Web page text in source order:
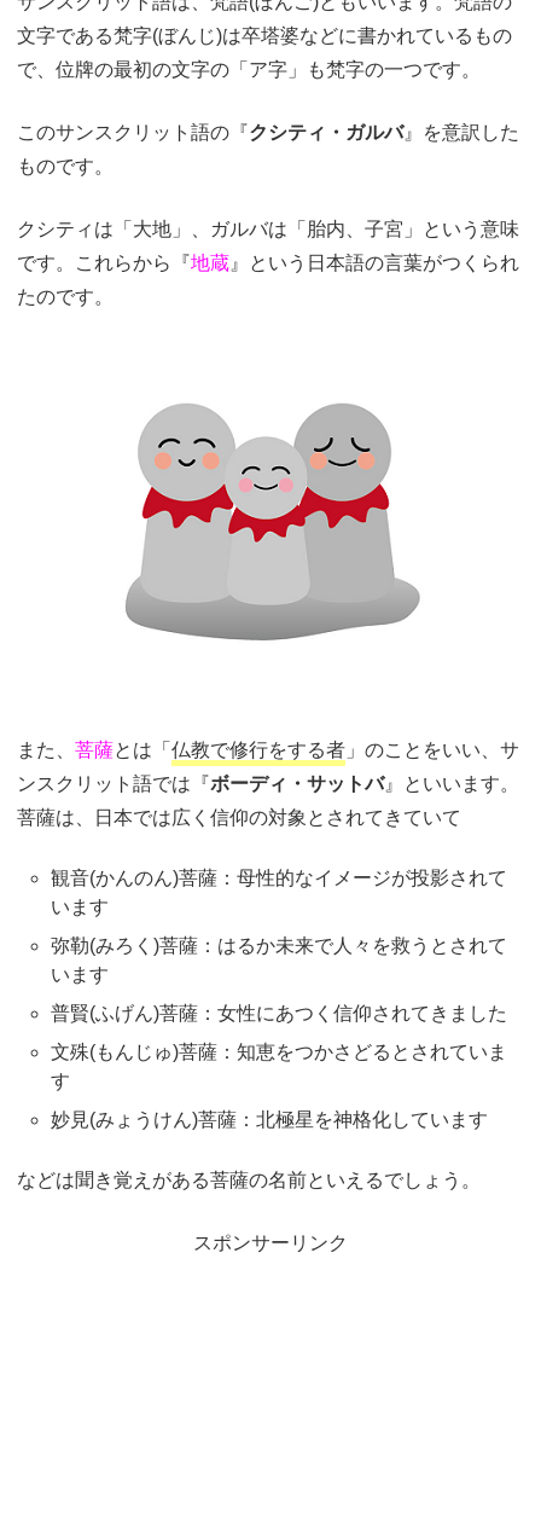
文字である梵字(ぼんじ)は卒塔婆などに書かれているもの
で、位牌の最初の文字の「ア字」も梵字の一つです。
このサンスクリット語の『クシティ・ガルバ』を意訳した
ものです。
クシティは「大地」、ガルバは「胎内、子宮」という意味
です。これらから『地蔵 』という日本語の言葉がつくられ
たのです。
また、菩薩とは「仏教で修行をする者 」のことをいい、サ
ンスクリット語では『ボーディ・サットバ』といいます。
菩薩は、日本では広く信仰の対象とされてきていて
観音(かんのん)菩薩：母性的なイメージが投影されて
います
弥勒(みろく)菩薩：はるか未来で人々を救うとされて
います
普賢(ふげん)菩薩：女性にあつく信仰されてきました
文殊(もんじゅ)菩薩：知恵をつかさどるとされていま
す
妙見(みょうけん)菩薩：北極星を神格化しています
などは聞き覚えがある菩薩の名前といえるでしょう。
スポンサーリンク